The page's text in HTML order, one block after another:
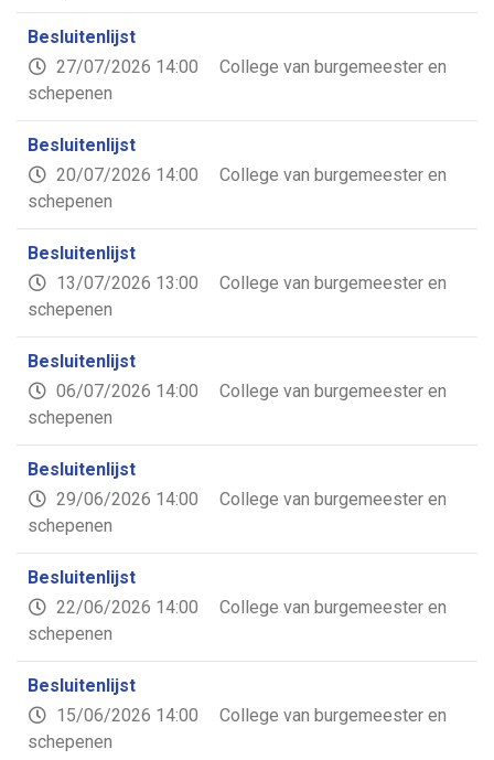
Besluitenlijst
27/07/2026 14:00
College van burgemeester en
schepenen
Besluitenlijst
20/07/2026 14:00
College van burgemeester en
schepenen
Besluitenlijst
13/07/2026 13:00
College van burgemeester en
schepenen
Besluitenlijst
06/07/2026 14:00
College van burgemeester en
schepenen
Besluitenlijst
29/06/2026 14:00
College van burgemeester en
schepenen
Besluitenlijst
22/06/2026 14:00
College van burgemeester en
schepenen
Besluitenlijst
15/06/2026 14:00
College van burgemeester en
schepenen